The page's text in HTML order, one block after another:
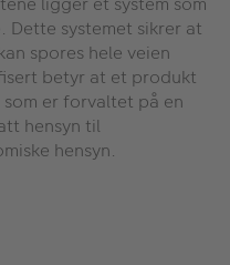
systemet sikrer at
spores hele veien
betyr at et produkt
er forvaltet på en
hensyn til
hensyn.